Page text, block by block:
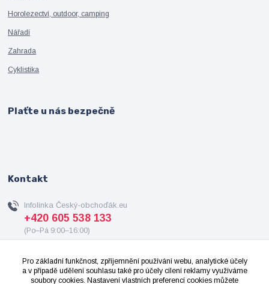
Horolezectví, outdoor, camping
Nářadí
Zahrada
Cyklistika
Plaťte u nás bezpečně
Kontakt
Infolinka Český-obchoďák.eu
+420 605 538 133
(Po–Pá 9:00–16:00)
Pro základní funkčnost, zpříjemnění používání webu, analytické účely
a v případě udělení souhlasu také pro účely cílení reklamy využíváme
soubory cookies. Nastavení vlastních preferencí cookies můžete